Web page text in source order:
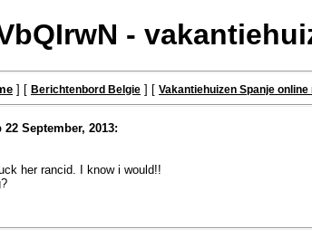
-
] [ Berichtenbord Belgie ] [ Vakantiehuizen Spanje
22 September, 2013:
her rancid. I know i would!!